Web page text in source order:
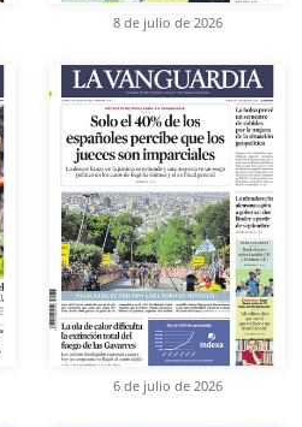
8 de julio de 2026
6 de julio de 2026